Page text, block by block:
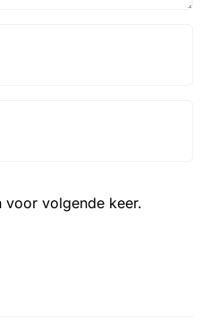
voor volgende keer.